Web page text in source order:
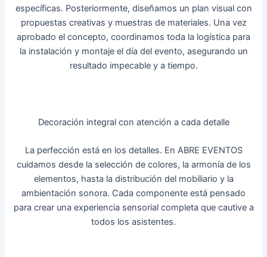
específicas. Posteriormente, diseñamos un plan visual con
propuestas creativas y muestras de materiales. Una vez
aprobado el concepto, coordinamos toda la logística para
la instalación y montaje el día del evento, asegurando un
resultado impecable y a tiempo.
Decoración integral con atención a cada detalle
La perfección está en los detalles. En ABRE EVENTOS
cuidamos desde la selección de colores, la armonía de los
elementos, hasta la distribución del mobiliario y la
ambientación sonora. Cada componente está pensado
para crear una experiencia sensorial completa que cautive a
todos los asistentes.